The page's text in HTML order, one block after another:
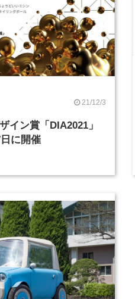
21/12/3
イン賞「DIA2021」
に開催